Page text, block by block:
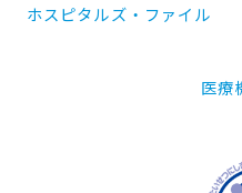
ホスピタルズ・ファイル
医療